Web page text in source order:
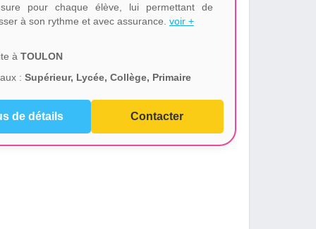
pour chaque élève, lui permettant de
à son rythme et avec assurance. voir +
à TOULON
: Supérieur, Lycée, Collège, Primaire
de détails Contacter